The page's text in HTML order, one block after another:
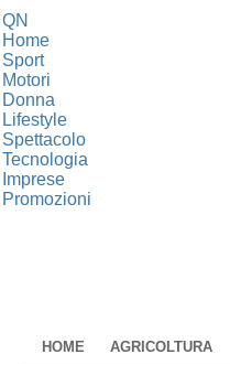
QN
Home
Sport
Motori
Donna
Lifestyle
Spettacolo
Tecnologia
Imprese
Promozioni
HOME AGRICOLTURA